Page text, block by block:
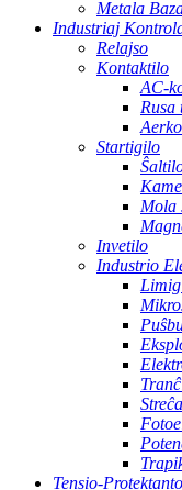
Metala
Industriaj
Relajso
Kontaktilo
AC-
Rusa
Startigilo
Mola
Invetilo
Industrio
Tensio-Protektanto